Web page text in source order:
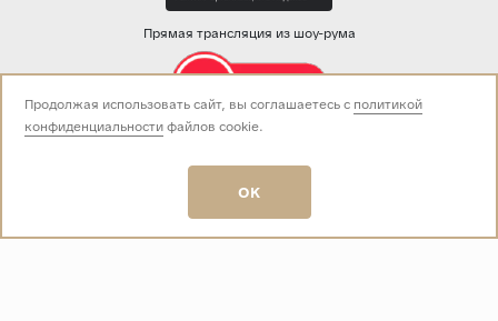
Прямая трансляция из шоу-рума
Звоните нам:
пн-вс 10:00 - 19:00
E-mail:
info@baza-plitki.ru
Продолжая использовать сайт, вы соглашаетесь с политикой
конфиденциальностифайлов cookie.
OK